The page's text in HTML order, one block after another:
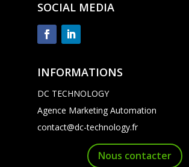
SOCIAL MEDIA
INFORMATIONS
DC TECHNOLOGY
Agence Marketing Automation
contact@dc-technology.fr
Nous contacter